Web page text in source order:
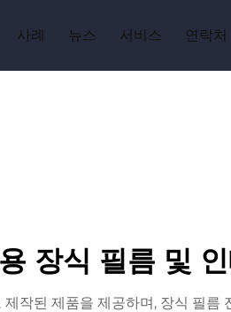
사례 뉴스 서비스 연락처
장식 필름 및
작된 제품을 제공하며, 장식 필름